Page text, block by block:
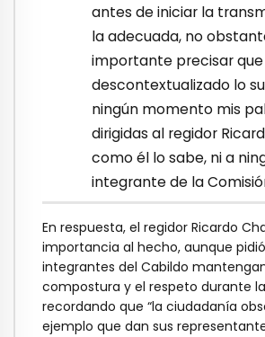
antes de iniciar la
la adecuada, no
importante precisar
descontextualizado lo
ningún momento mis
dirigidas al regidor
como él lo sabe, ni a
integrante de la
En respuesta, el regidor Ricardo
importancia al hecho, aunque
integrantes del Cabildo
compostura y el respeto durante
recordando que “la ciudadanía
ejemplo que dan sus